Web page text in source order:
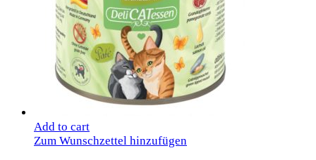
Add to cart
Zum Wunschzettel hinzufügen